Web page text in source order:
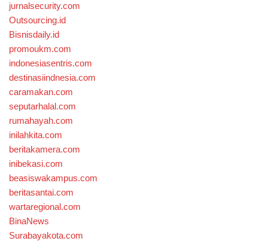
jurnalsecurity.com
Outsourcing.id
Bisnisdaily.id
promoukm.com
indonesiasentris.com
destinasiindnesia.com
caramakan.com
seputarhalal.com
rumahayah.com
inilahkita.com
beritakamera.com
inibekasi.com
beasiswakampus.com
beritasantai.com
wartaregional.com
BinaNews
Surabayakota.com